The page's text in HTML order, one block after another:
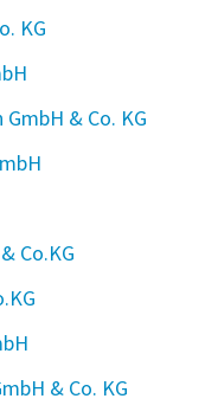
KG
& Co. KG
Co.KG
& Co. KG